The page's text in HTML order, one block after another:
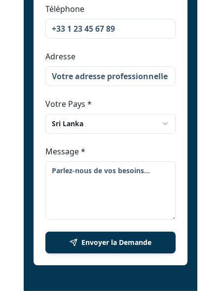
Téléphone
Adresse
Votre Pays *
Sri Lanka
Message*
Envoyer la Demande